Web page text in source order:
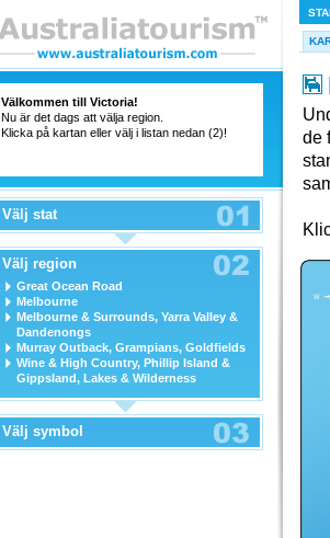
Välkommen till Victoria!
Nu är det dags att välja region.
Klicka på kartan eller välj i listan nedan (2)!
Välj stat
Välj region
Great Ocean Road
Melbourne
Melbourne & Surrounds, Yarra Valley &
Dandenongs
Murray Outback, Grampians, Goldfields
Wine & High Country, Phillip Island &
Gippsland, Lakes & Wilderness
Välj symbol
de